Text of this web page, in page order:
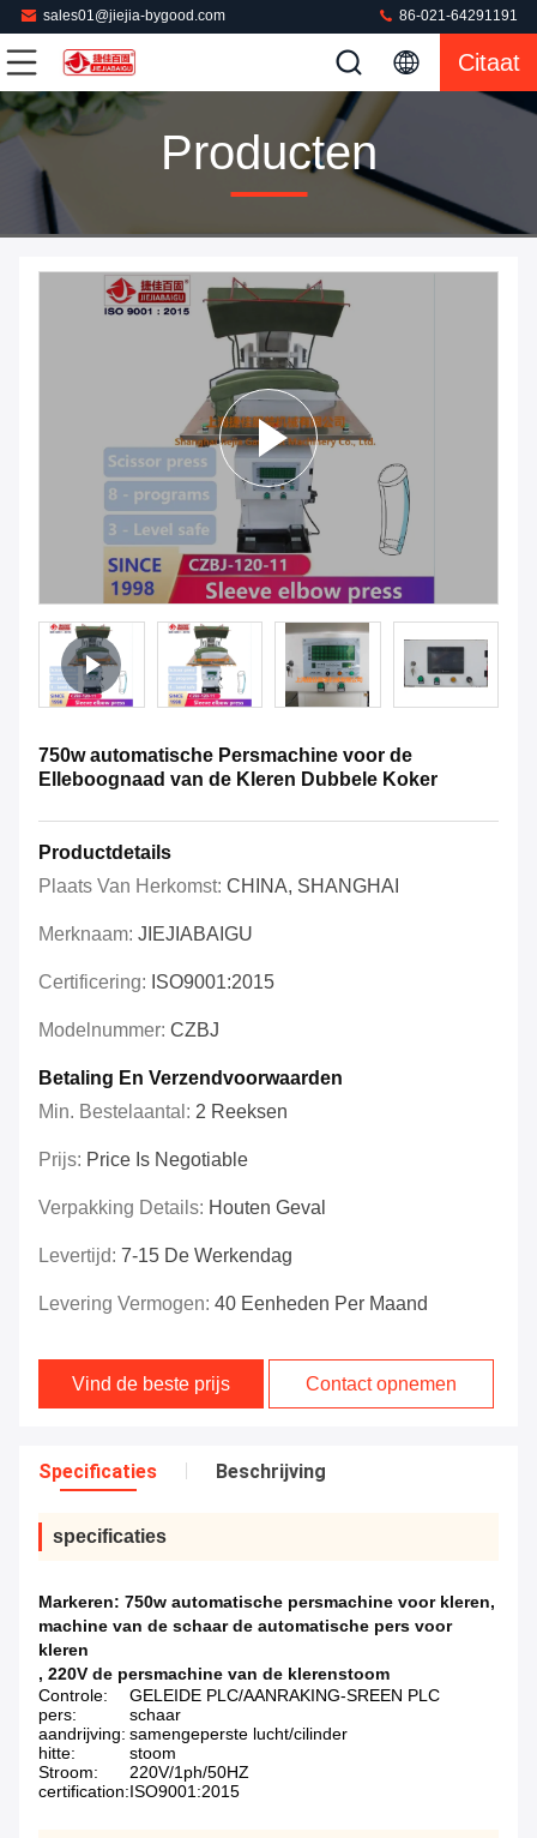
sales01@jiejia-bygood.com 86-021-64291191
Citaat
Producten
750w automatische Persmachine voor de
Elleboognaad van de Kleren Dubbele Koker
Productdetails
Plaats Van Herkomst: CHINA, SHANGHAI
Merknaam: JIEJIABAIGU
Certificering: ISO9001:2015
Modelnummer: CZBJ
Betaling En Verzendvoorwaarden
Min. Bestelaantal: 2 Reeksen
Prijs: Price Is Negotiable
Verpakking Details: Houten Geval
Levertijd: 7-15 De Werkendag
Levering Vermogen: 40 Eenheden Per Maand
Vind de beste prijs Contact opnemen
Specificaties Beschrijving
specificaties
Markeren: 750w automatische persmachine voor kleren,
machine van de schaar de automatische pers voor
kleren
, 220V de persmachine van de klerenstoom
Controle:
GELEIDE PLC/AANRAKING-SREEN PLC
pers:
schaar
aandrijving: samengeperste lucht/cilinder
hitte:
stoom
Stroom:
220V/1ph/50HZ
certification:ISO9001:2015